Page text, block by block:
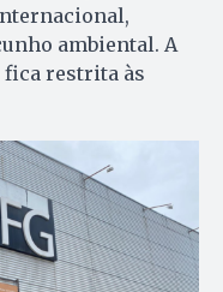
ambiental. A
fica restrita às